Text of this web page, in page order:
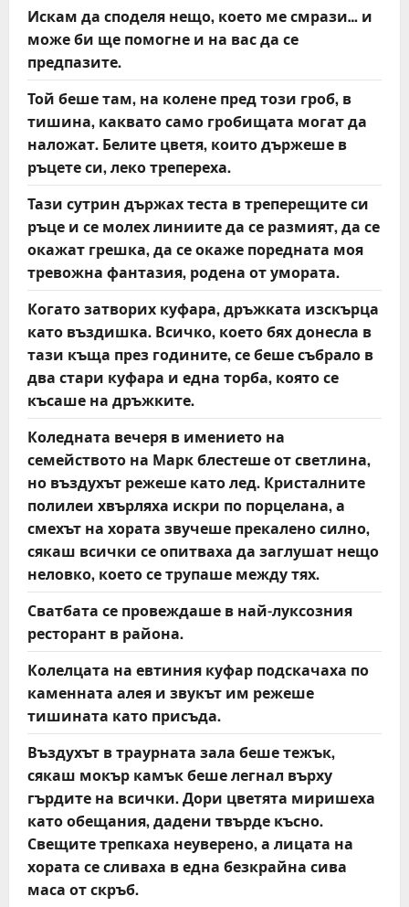
Искам да споделя нещо, което ме смрази… и
може би ще помогне и на вас да се
предпазите.
Той беше там, на колене пред този гроб, в
тишина, каквато само гробищата могат да
наложат. Белите цветя, които държеше в
ръцете си, леко трепереха.
Тази сутрин държах теста в треперещите си
ръце и се молех линиите да се размият, да се
окажат грешка, да се окаже поредната моя
тревожна фантазия, родена от умората.
Когато затворих куфара, дръжката изскърца
като въздишка. Всичко, което бях донесла в
тази къща през годините, се беше събрало в
два стари куфара и една торба, която се
късаше на дръжките.
Коледната вечеря в имението на
семейството на Марк блестеше от светлина,
но въздухът режеше като лед. Кристалните
полилеи хвърляха искри по порцелана, а
смехът на хората звучеше прекалено силно,
сякаш всички се опитваха да заглушат нещо
неловко, което се трупаше между тях.
Сватбата се провеждаше в най-луксозния
ресторант в района.
Колелцата на евтиния куфар подскачаха по
каменната алея и звукът им режеше
тишината като присъда.
Въздухът в траурната зала беше тежък,
сякаш мокър камък беше легнал върху
гърдите на всички. Дори цветята миришеха
като обещания, дадени твърде късно.
Свещите трепкаха неуверено, а лицата на
хората се сливаха в една безкрайна сива
маса от скръб.